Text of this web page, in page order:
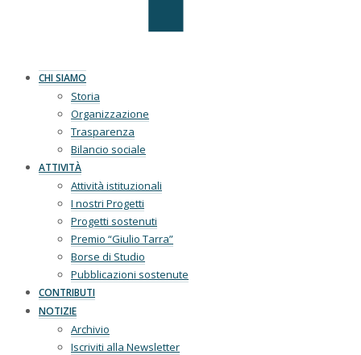
CHI SIAMO
Storia
Organizzazione
Trasparenza
Bilancio sociale
ATTIVITÀ
Attività istituzionali
I nostri Progetti
Progetti sostenuti
Premio “Giulio Tarra”
Borse di Studio
Pubblicazioni sostenute
CONTRIBUTI
NOTIZIE
Archivio
Iscriviti alla Newsletter